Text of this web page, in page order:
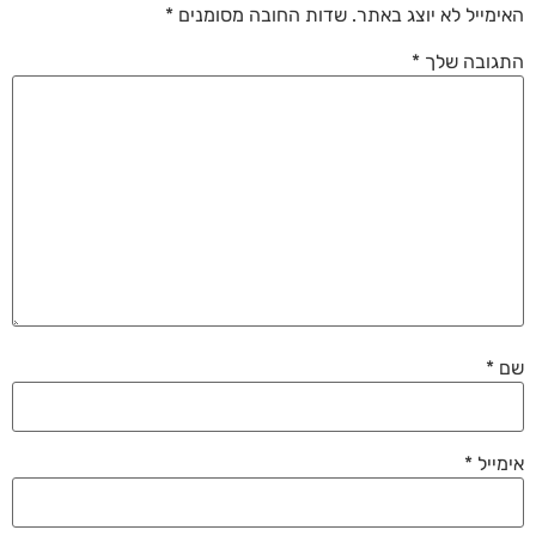
האימייל לא יוצג באתר. שדות החובה מסומנים *
התגובה שלך *
שם *
אימייל *